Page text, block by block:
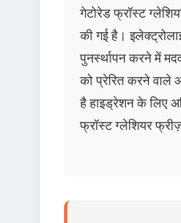
गेटोरेड फ्रॉस्ट
की गई है।
पुनर्स्थापन करने में
को प्रेरित करने वाले
है हाइड्रेशन के लिए
फ्रॉस्ट ग्लेशियर